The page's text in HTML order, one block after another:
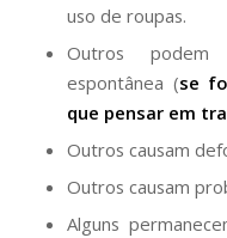
uso de roupas.
Outros podem
espontânea (se
que pensar em
Outros causam
Outros causam
Alguns